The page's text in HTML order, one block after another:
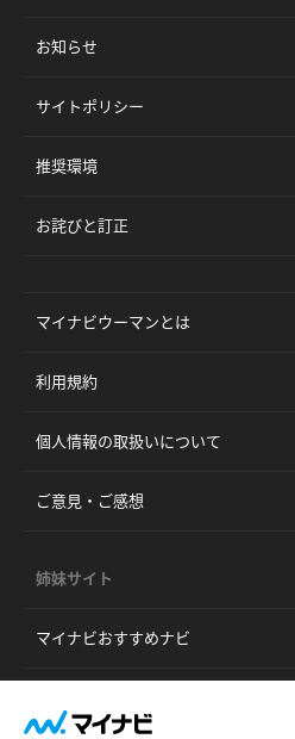
お知らせ
サイトポリシー
推奨環境
お詫びと訂正
マイナビウーマンとは
利用規約
個人情報の取扱いについて
ご意見・ご感想
姉妹サイト
マイナビおすすめナビ